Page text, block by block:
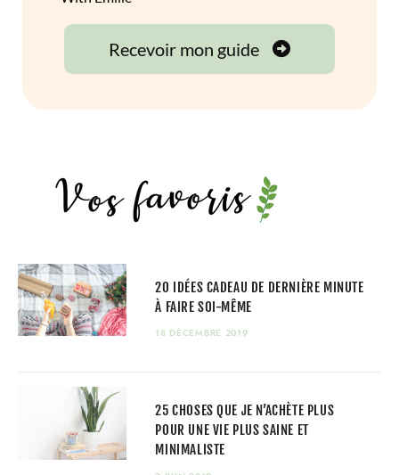
20 IDÉES CADEAU DE DERNIÈRE MINUTE
À FAIRE SOI-MÊME
18 DÉCEMBRE 2019
25 CHOSES QUE JE N’ACHÈTE PLUS
POUR UNE VIE PLUS SAINE ET
MINIMALISTE